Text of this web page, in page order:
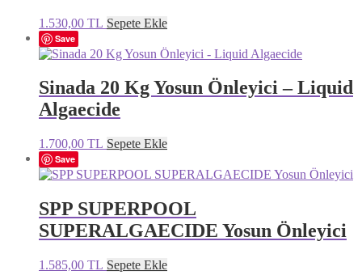
sayfasından
seçilebilir
1.530,00 TL Sepete Ekle
Save
Sinada 20 Kg Yosun Önleyici – Liquid
Algaecide
1.700,00 TL Sepete Ekle
Save
SPP SUPERPOOL
SUPERALGAECIDE Yosun Önleyici
1.585,00 TL Sepete EkleBu